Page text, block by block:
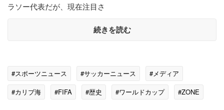
ラソー代表だが、現在注目さ
続きを読む
#スポーツニュース #サッカーニュース
#メディア
#カリブ海
#FIFA #歴史 #ワールドカップ #ZONE